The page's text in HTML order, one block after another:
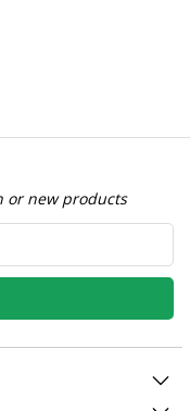
or new products